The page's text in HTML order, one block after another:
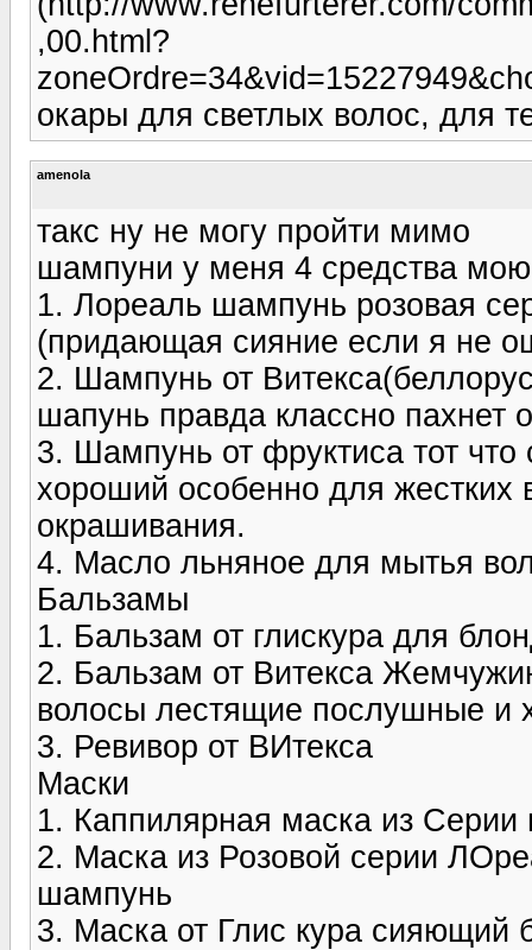
,00.html?
окары для светлых волос, для
amenola
такс ну не могу пройти мимо
шампуни у меня 4 средства
1. Лореаль шампунь розовая
(придающая сияние если я не
2. Шампунь от
шапунь правда классно пахнет
3. Шампунь от фруктиса тот
хороший особенно для жестких
окрашивания.
4. Масло льняное для мытья
Бальзамы
1. Бальзам от глискура для
2. Бальзам от Витекса
волосы лестящие послушные и
3. Ревивор от ВИтекса
Маски
1. Каппилярная маска из
2. Маска из Розовой серии
шампунь
3. Маска от Глис кура сияющий